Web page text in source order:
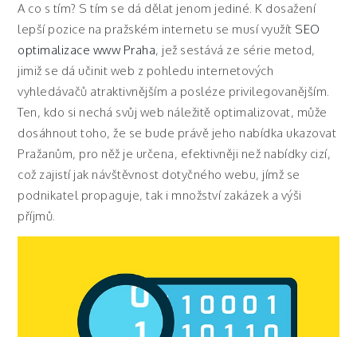
A co s tím? S tím se dá dělat jenom jediné. K dosažení
lepší pozice na pražském internetu se musí využít SEO
optimalizace www Praha, jež sestává ze série metod,
jimiž se dá učinit web z pohledu internetových
vyhledávačů atraktivnějším a posléze privilegovanějším.
Ten, kdo si nechá svůj web náležitě optimalizovat, může
dosáhnout toho, že se bude právě jeho nabídka ukazovat
Pražanům, pro něž je určena, efektivněji než nabídky cizí,
což zajistí jak návštěvnost dotyčného webu, jímž se
podnikatel propaguje, tak i množství zakázek a výši
příjmů.